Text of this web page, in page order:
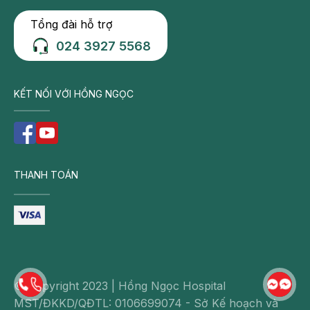
Trung tâm Tiêu hoá – Bệnh viện Đa khoa Hồng
Ngọc
Bệnh viện Đa khoa Hồng Ngọc Phúc
Từ Liêm, Hà Nội
Ninh, Ba Đình, Hà Nội
Phòng khám Hồng Ngọc Savico Long Biên
Nguyễn Văn Linh, Long Biên, Hà Nội
Hotline:
Email:
https://www.facebook.com/trungtamtieuhoaB
VHongNgoc
Tổng đài hỗ trợ
024 3927 5568
KẾT NỐI VỚI HỒNG NGỌC
THANH TOÁN
© Copyright 2023 | Hồng Ngọc Hospital
MST/ĐKKD/QĐTL: 0106699074 - Sở Kế hoạch và